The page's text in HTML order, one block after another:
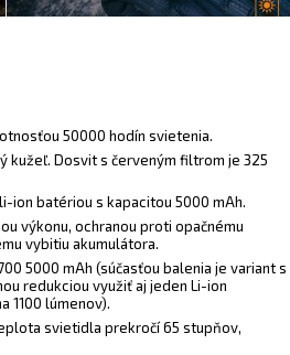
50000 hodín svietenia.
Dosvit s červeným filtrom je 325
ion batériou s kapacitou 5000 mAh.
výkonu, ochranou proti opačnému
vybitiu akumulátora.
5000 mAh (súčasťou balenia je variant s
redukciou využiť aj jeden Li-ion
1100 lúmenov).
svietidla prekročí 65 stupňov,